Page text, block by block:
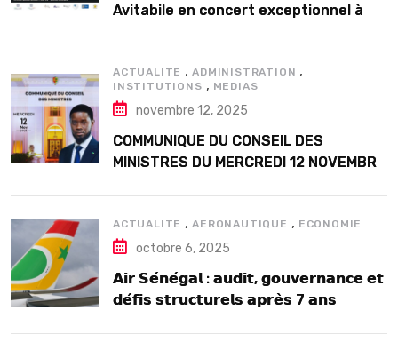
Avitabile en concert exceptionnel à
ACTUALITE ,ADMINISTRATION ,
INSTITUTIONS , MEDIAS
novembre 12, 2025
COMMUNIQUE DU CONSEIL DES
MINISTRES DU MERCREDI 12 NOVEMBRE
ACTUALITE ,AERONAUTIQUE , ECONOMIE
octobre 6, 2025
𝗔𝗶𝗿 𝗦𝗲́𝗻𝗲́𝗴𝗮𝗹 : 𝗮𝘂𝗱𝗶𝘁, 𝗴𝗼𝘂𝘃𝗲𝗿𝗻𝗮𝗻𝗰𝗲 𝗲𝘁
𝗱𝗲́𝗳𝗶𝘀 𝘀𝘁𝗿𝘂𝗰𝘁𝘂𝗿𝗲𝗹𝘀 𝗮𝗽𝗿𝗲̀𝘀 7 𝗮𝗻𝘀